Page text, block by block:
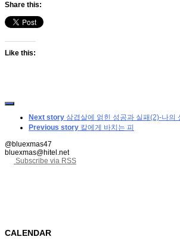
Share this:
Like this:
Next story 삼겹살에 얽힌 성공과 실패(2)-나의
Previous story 칼에게 바치는 피
@bluexmas47
bluexmas@hitel.net
Subscribe via RSS
CALENDAR